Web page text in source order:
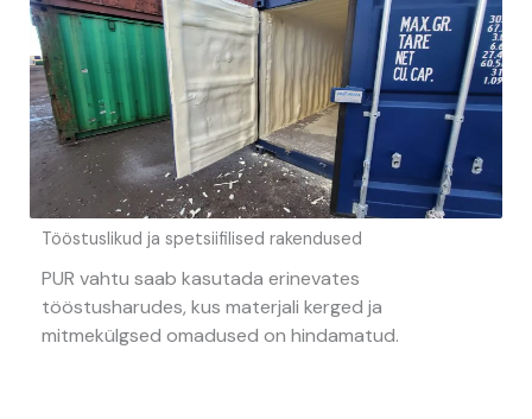
Tööstuslikud ja spetsiifilised rakendused
PUR vahtu saab kasutada erinevates
tööstusharudes, kus materjali kerged ja
mitmekülgsed omadused on hindamatud.